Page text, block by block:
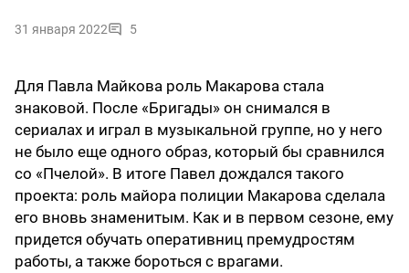
31 января 2022 5
Для Павла Майкова роль Макарова стала
знаковой. После «Бригады» он снимался в
сериалах и играл в музыкальной группе, но у него
не было еще одного образ, который бы сравнился
со «Пчелой». В итоге Павел дождался такого
проекта: роль майора полиции Макарова сделала
его вновь знаменитым. Как и в первом сезоне, ему
придется обучать оперативниц премудростям
работы, а также бороться с врагами.